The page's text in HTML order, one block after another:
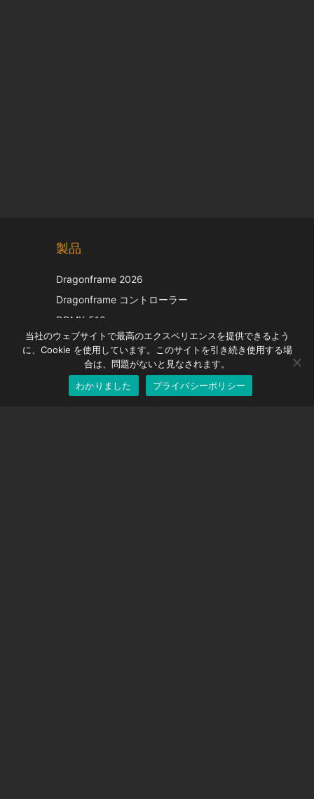
製品
Dragonframe 2026
Dragonframe コントローラー
DDMX-512
DMC-32
EOS LV補正キャップ
当社のウェブサイトで最高のエクスペリエンスを提供できるよう
に、Cookie を使用しています。このサイトを引き続き使用する場
合は、問題がないと見なされます。
わかりました
プライバシーポリシー
Japanese
English
German